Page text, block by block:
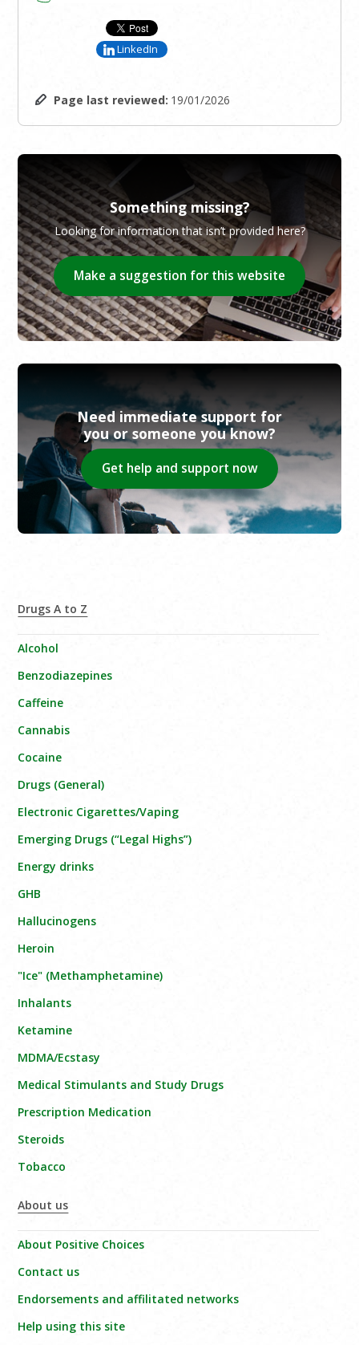
LinkedIn
Page last reviewed: 19/01/2026
Something missing?
Looking for information that isn’t provided here?
Make a suggestion for this website
Need immediate support for
you or someone you know?
Get help and support now
Drugs A to Z
Alcohol
Benzodiazepines
Caffeine
Cannabis
Cocaine
Drugs (General)
Electronic Cigarettes/Vaping
Emerging Drugs (“Legal Highs”)
Energy drinks
GHB
Hallucinogens
Heroin
"Ice" (Methamphetamine)
Inhalants
Ketamine
MDMA/Ecstasy
Medical Stimulants and Study Drugs
Prescription Medication
Steroids
Tobacco
About us
About Positive Choices
Contact us
Endorsements and affilitated networks
Help using this site